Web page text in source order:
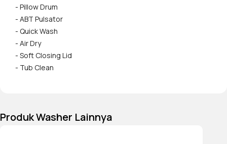
- Pillow Drum
- ABT Pulsator
- Quick Wash
- Air Dry
- Soft Closing Lid
- Tub Clean
Produk Washer Lainnya